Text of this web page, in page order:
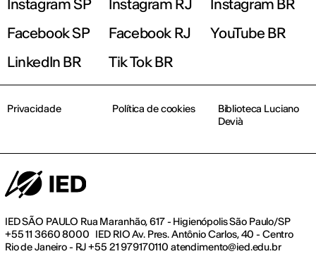
Instagram SP
Instagram RJ
Instagram BR
Facebook SP
Facebook RJ
YouTube BR
LinkedIn BR
Tik Tok BR
IED SÃO PAULO Rua Maranhão, 617 - Higienópolis São Paulo/SP
+55 11 3660 8000 IED RIO Av. Pres. Antônio Carlos, 40 - Centro
Rio de Janeiro - RJ +55 21 979170110 atendimento@ied.edu.br
Privacidade Política de cookies
Biblioteca Luciano
Devià